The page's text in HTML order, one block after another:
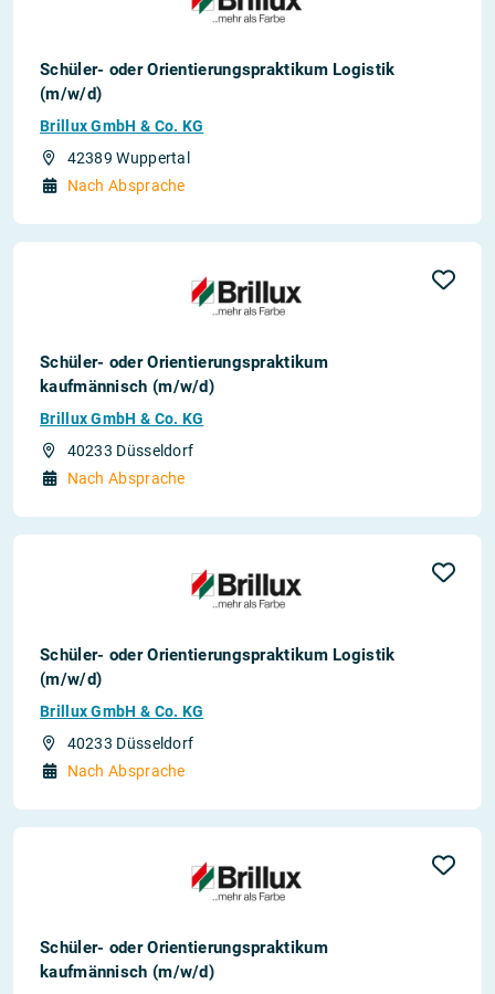
Schüler- oder Orientierungspraktikum Logistik
(m/w/d)
Brillux GmbH & Co. KG
42389 Wuppertal
Nach Absprache
Schüler- oder Orientierungspraktikum
kaufmännisch (m/w/d)
Brillux GmbH & Co. KG
40233 Düsseldorf
Nach Absprache
Schüler- oder Orientierungspraktikum Logistik
(m/w/d)
Brillux GmbH & Co. KG
40233 Düsseldorf
Nach Absprache
Schüler- oder Orientierungspraktikum
kaufmännisch (m/w/d)